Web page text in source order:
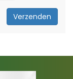
Verzenden